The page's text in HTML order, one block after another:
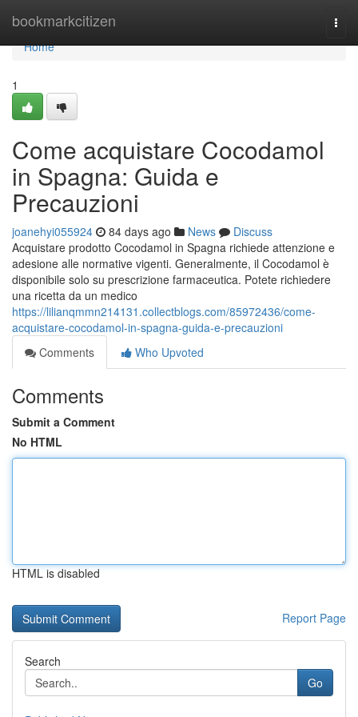
bookmarkcitizen
Home
Home
1
Come acquistare Cocodamol
in Spagna: Guida e
Precauzioni
joanehyi055924 84 days ago News
Discuss
Acquistare prodotto Cocodamol in Spagna richiede attenzione e
adesione alle normative vigenti. Generalmente, il Cocodamol è
disponibile solo su prescrizione farmaceutica. Potete richiedere
una ricetta da un medico
https://lilianqmmn214131.collectblogs.com/85972436/come-
acquistare-cocodamol-in-spagna-guida-e-precauzioni
Comments
Who Upvoted
Comments
Submit a Comment
No HTML
HTML is disabled
Report Page
Search
Go